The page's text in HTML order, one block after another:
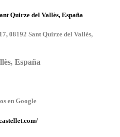
Quirze del Vallès, España
08192 Sant Quirze del Vallès,
España
en Google